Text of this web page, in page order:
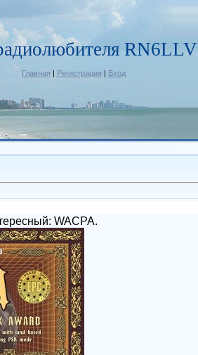
RN6LLV
Главная | Регистрация | Вход
WACPA.